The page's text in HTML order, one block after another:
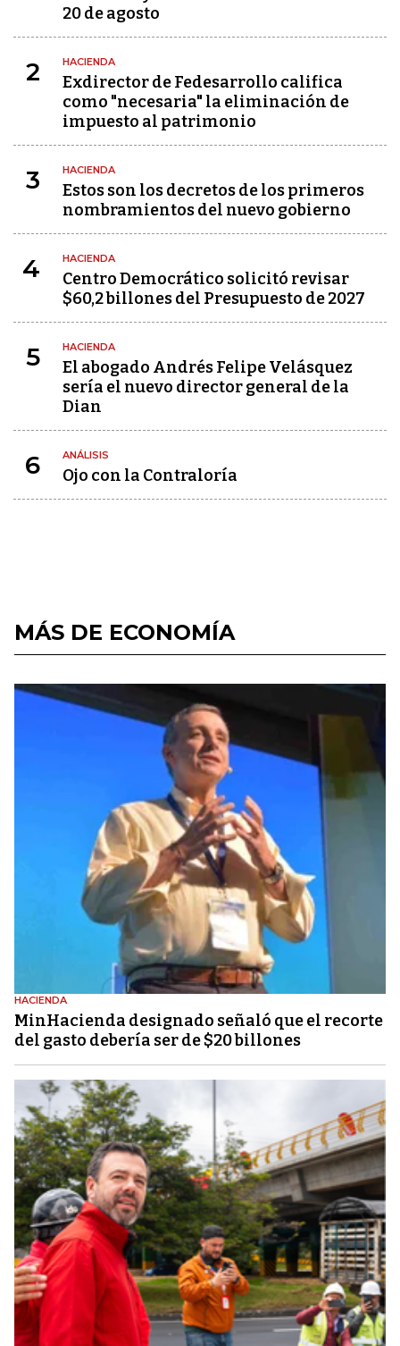
20 de agosto
2 HACIENDA
Exdirector de Fedesarrollo califica
como "necesaria" la eliminación de
impuesto al patrimonio
3 HACIENDA
Estos son los decretos de los primeros
nombramientos del nuevo gobierno
4 HACIENDA
Centro Democrático solicitó revisar
$60,2 billones del Presupuesto de 2027
5 HACIENDA
El abogado Andrés Felipe Velásquez
sería el nuevo director general de la
Dian
6 ANÁLISIS
Ojo con la Contraloría
MÁS DE ECONOMÍA
HACIENDA
MinHacienda designado señaló que el recorte
del gasto debería ser de $20 billones